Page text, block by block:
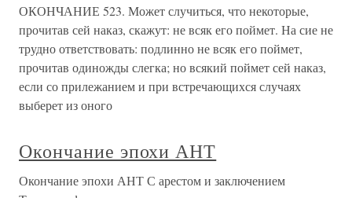
ОКОНЧАНИЕ 523. Может случиться, что некоторые,
прочитав сей наказ, скажут: не всяк его поймет. На сие не
трудно ответствовать: подлинно не всяк его поймет,
прочитав одиножды слегка; но всякий поймет сей наказ,
если со прилежанием и при встречающихся случаях
выберет из оного
Окончание эпохи АНТ
Окончание эпохи АНТ С арестом и заключением